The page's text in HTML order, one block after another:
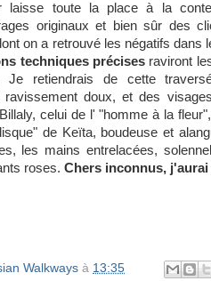
laisse toute la place à la
originaux et bien sûr des
on a retrouvé les négatifs dans
techniques précisesraviront
Je retiendrais de cette
ravissement doux, et des
celui de l' "homme à la
de Keïta, boudeuse et
les mains entrelacées,
roses. Chers inconnus,
Walkways à 13:35